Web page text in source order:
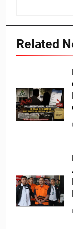
Related